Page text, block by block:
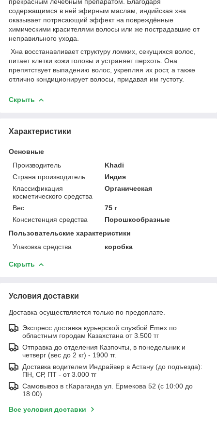
содержащимся в ней эфирным маслам, индийская хна
оказывает потрясающий эффект на повреждённые
химическими красителями волосы или же пострадавшие от
неправильного ухода.
Хна восстанавливает структуру ломких, секущихся волос,
питает клетки кожи головы и устраняет перхоть. Она
препятствует выпадению волос, укрепляя их рост, а также
отлично кондиционирует волосы, придавая им густоту.
Скрыть
Характеристики
Основные
Производитель
Khadi
Страна производитель
Индия
Классификация
косметического средства
Органическая
Вес
75 г
Консистенция средства
Порошкообразные
Пользовательские характеристики
Упаковка средства
коробка
Скрыть
Условия доставки
Доставка осуществляется только по предоплате.
Экспресс доставка курьерской службой Emex по
областным городам Казахстана от 3.500 тг
Отправка до отделения Казпочты, в понедельник и
четверг (вес до 2 кг) - 1900 тг.
Доставка водителем Индрайвер в Астану (до подъезда):
ПН, СР, ПТ - от 3.000 тг
Самовывоз в г.Караганда ул. Ермекова 52 (с 10:00 до
18:00)
Все условия доставки